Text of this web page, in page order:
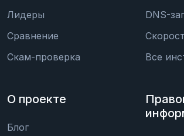
Лидеры
Сравнение
Скам-проверка
DNS-
Все
О проекте
Блог